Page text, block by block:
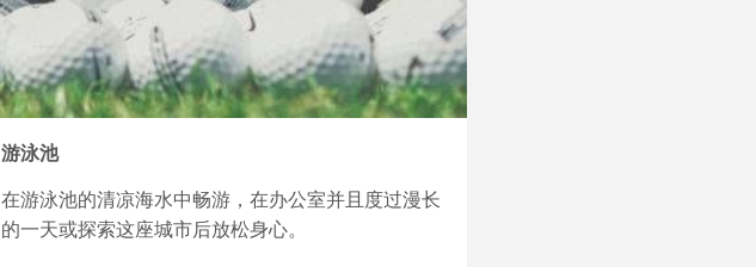
游泳池
在游泳池的清凉海水中畅游，在办公室并且度过漫长
的一天或探索这座城市后放松身心。